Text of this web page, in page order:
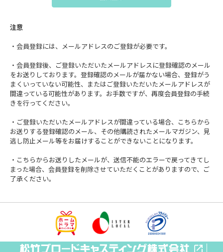
注意
・会員登録には、メールアドレスのご登録が必要です。
・会員登録後、ご登録いただいたメールアドレスに登録確認のメール
をお送りしております。登録確認のメールが届かない場合、登録がう
まくいっていない可能性、またはご登録いただいたメールアドレスが
間違っている可能性があります。お手数ですが、再度会員登録の手続
きを行ってください。
・ご登録いただいたメールアドレスが間違っている場合、こちらから
お送りする登録確認のメール、その他購読されたメールマガジン、見
逃し防止メール等をお届けすることができないことになります。
・こちらからお送りしたメールが、送信不能のエラーで戻ってきてし
まった場合、会員登録を削除させていただくことがありますので、ご
了承ください。